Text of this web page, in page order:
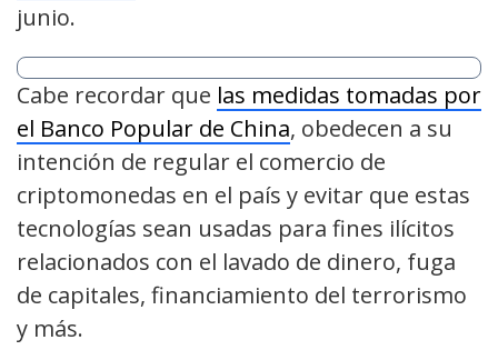
junio.
Cabe recordar que las medidas tomadas por
el Banco Popular de China, obedecen a su
intención de regular el comercio de
criptomonedas en el país y evitar que estas
tecnologías sean usadas para fines ilícitos
relacionados con el lavado de dinero, fuga
de capitales, financiamiento del terrorismo
y más.